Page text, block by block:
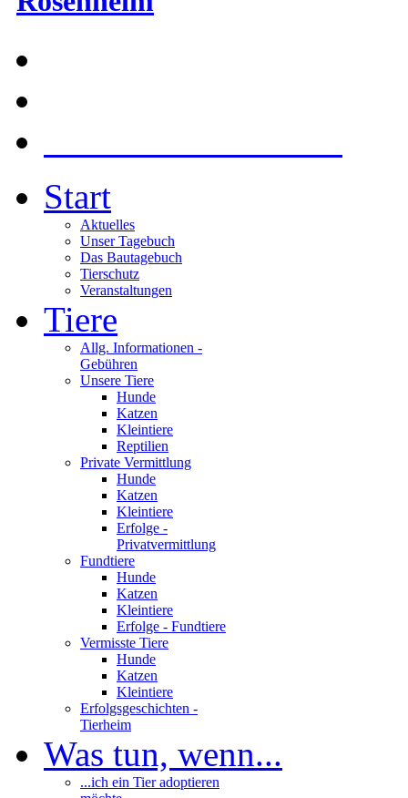
Start
Aktuelles
Unser Tagebuch
Das Bautagebuch
Tierschutz
Veranstaltungen
Tiere
Allg. Informationen -
Gebühren
Unsere Tiere
Hunde
Katzen
Kleintiere
Reptilien
Private Vermittlung
Hunde
Katzen
Kleintiere
Erfolge -
Privatvermittlung
Fundtiere
Hunde
Katzen
Kleintiere
Erfolge - Fundtiere
Vermisste Tiere
Hunde
Katzen
Kleintiere
Erfolgsgeschichten -
Tierheim
Was tun, wenn...
...ich ein Tier adoptieren